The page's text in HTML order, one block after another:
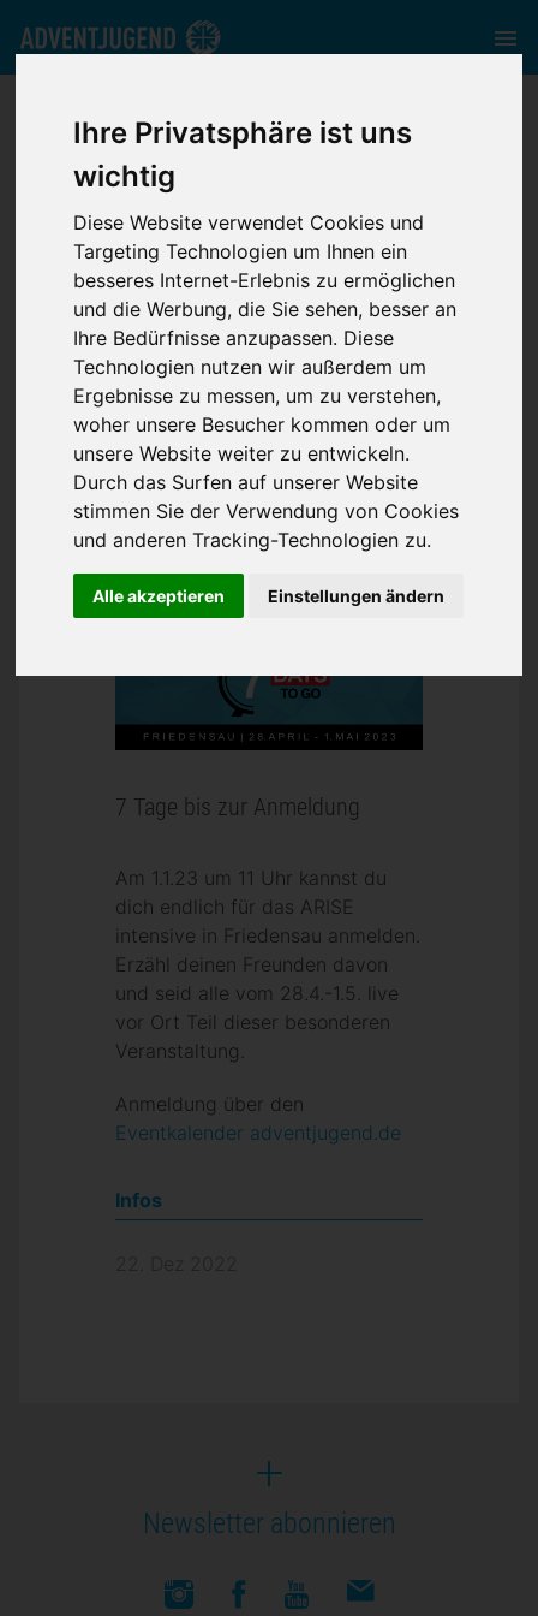
Ihre Privatsphäre ist uns
wichtig
Diese Website verwendet Cookies und
Targeting Technologien um Ihnen ein
besseres Internet-Erlebnis zu ermöglichen
und die Werbung, die Sie sehen, besser an
Ihre Bedürfnisse anzupassen. Diese
Technologien nutzen wir außerdem um
Ergebnisse zu messen, um zu verstehen,
woher unsere Besucher kommen oder um
unsere Website weiter zu entwickeln.
Durch das Surfen auf unserer Website
stimmen Sie der Verwendung von Cookies
und anderen Tracking-Technologien zu.
Alle akzeptieren Einstellungen ändern
2023 mit Ty Gibson & David Asscherick
ARISE intensive
2023 mit Ty
Gibson & David
Asscherick
7 Tage bis zur Anmeldung
Am 1.1.23 um 11 Uhr kannst du
dich endlich für das ARISE
intensive in Friedensau anmelden.
Erzähl deinen Freunden davon
und seid alle vom 28.4.-1.5. live
vor Ort Teil dieser besonderen
Veranstaltung.
Anmeldung über den
Eventkalender adventjugend.de
Infos
Newsletter abonnieren